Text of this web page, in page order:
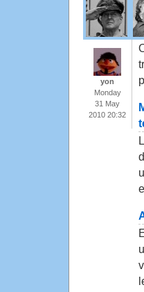
yon
Monday
31 May
2010 20:32